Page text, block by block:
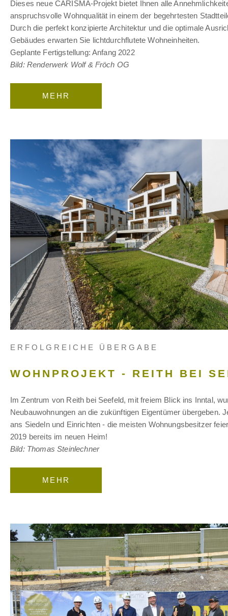
Dieses neue CARISMA-Projekt bietet Ihnen alle
anspruchsvolle Wohnqualität in einem der begehrtesten
Durch die perfekt konzipierte Architektur und die optimale
Gebäudes erwarten Sie lichtdurchflutete Wohneinheiten.
Geplante Fertigstellung: Anfang 2022
Bild: Renderwerk Wolf & Fröch OG
MEHR
ERFOLGREICHE ÜBERGABE
WOHNPROJEKT - REITH BEI
Im Zentrum von Reith bei Seefeld, mit freiem Blick ins Inntal,
Neubauwohnungen an die zukünftigen Eigentümer übergeben.
ans Siedeln und Einrichten - die meisten Wohnungsbesitzer
2019 bereits im neuen Heim!
Bild: Thomas Steinlechner
MEHR